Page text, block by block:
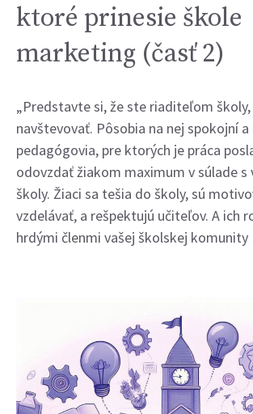
ktoré prinesie škole
marketing (časť 2)
„Predstavte si, že ste riaditeľom
navštevovať. Pôsobia na nej spokojní
pedagógovia, pre ktorých je práca
odovzdať žiakom maximum v súlade s
školy. Žiaci sa tešia do školy, sú
vzdelávať, a rešpektujú učiteľov. A ich
hrdými členmi vašej školskej